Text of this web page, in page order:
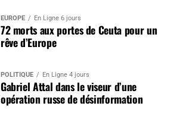
EUROPE En Ligne 6 jours
72 morts aux portes de Ceuta pour un
rêve d’Europe
POLITIQUE En Ligne 4 jours
Gabriel Attal dans le viseur d’une
opération russe de désinformation